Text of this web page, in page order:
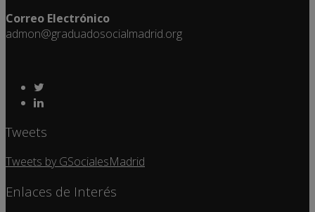
Correo Electrónico
admon@graduadosocialmadrid.org
Tweets
Tweets by GSocialesMadrid
Enlaces de Interés